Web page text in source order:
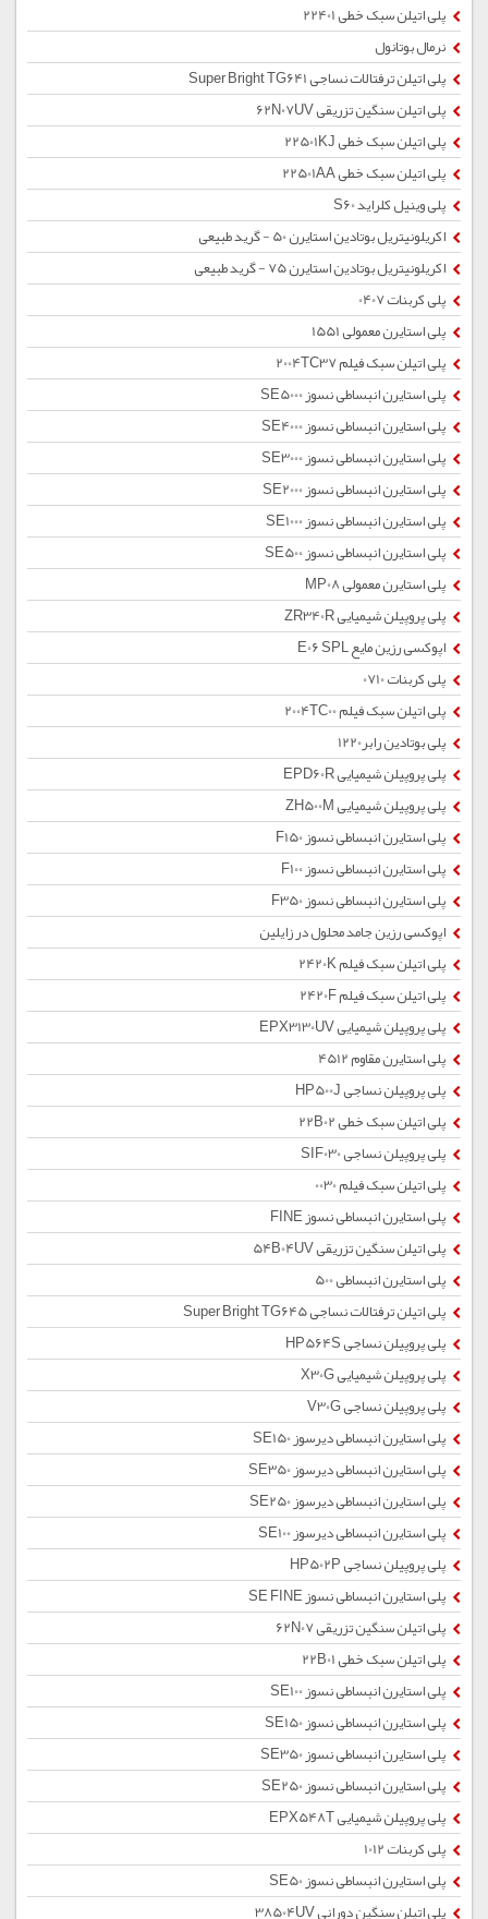
پلی اتیلن سبک خطی 22401
نرمال بوتانول
پلی اتیلن ترفتالات نساجی Super Bright TG641
پلی اتیلن سنگین تزریقی 62N07UV
پلی اتیلن سبک خطی 22501KJ
پلی اتیلن سبک خطی 22501AA
پلی وینیل کلراید S60
اکریلونیتریل بوتادین استایرن 50 - گرید طبیعی
اکریلونیتریل بوتادین استایرن 75 - گرید طبیعی
پلی کربنات 0407
پلی استایرن معمولی 1551
پلی اتیلن سبک فیلم 2004TC37
پلی استایرن انبساطی نسوز SE5000
پلی استایرن انبساطی نسوز SE4000
پلی استایرن انبساطی نسوز SE3000
پلی استایرن انبساطی نسوز SE2000
پلی استایرن انبساطی نسوز SE1000
پلی استایرن انبساطی نسوز SE500
پلی استایرن معمولی MP08
پلی پروپیلن شیمیایی ZR340R
اپوکسی رزین مایع E06 SPL
پلی کربنات 0710
پلی اتیلن سبک فیلم 2004TC00
پلی بوتادین رابر1220
پلی پروپیلن شیمیایی EPD60R
پلی پروپیلن شیمیایی ZH500M
پلی استایرن انبساطی نسوز F150
پلی استایرن انبساطی نسوز F100
پلی استایرن انبساطی نسوز F350
اپوکسی رزین جامد محلول در زایلین
پلی اتیلن سبک فیلم 2420K
پلی اتیلن سبک فیلم 2420F
پلی پروپیلن شیمیایی EPX3130UV
پلی استایرن مقاوم 4512
پلی پروپیلن نساجی HP500J
پلی اتیلن سبک خطی 22B02
پلی پروپیلن نساجی SIF030
پلی اتیلن سبک فیلم 0030
پلی استایرن انبساطی نسوز FINE
پلی اتیلن سنگین تزریقی 54B04UV
پلی استایرن انبساطی 500
پلی اتیلن ترفتالات نساجی Super Bright TG645
پلی پروپیلن نساجی HP564S
پلی پروپیلن شیمیایی X30G
پلی پروپیلن نساجی V30G
پلی استایرن انبساطی دیرسوز SE150
پلی استایرن انبساطی دیرسوز SE350
پلی استایرن انبساطی دیرسوز SE250
پلی استایرن انبساطی دیرسوز SE100
پلی پروپیلن نساجی HP502P
پلی استایرن انبساطی نسوز SE FINE
پلی اتیلن سنگین تزریقی 62N07
پلی اتیلن سبک خطی 22B01
پلی استایرن انبساطی نسوز SE100
پلی استایرن انبساطی نسوز SE150
پلی استایرن انبساطی نسوز SE350
پلی استایرن انبساطی نسوز SE250
پلی پروپیلن شیمیایی EPX548T
پلی کربنات 1012
پلی استایرن انبساطی نسوز SE50
پلی اتیلن سنگین دورانی 38504UV